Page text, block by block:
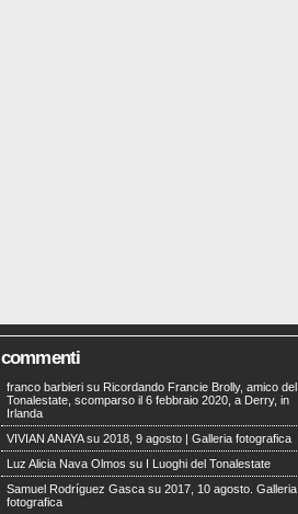
commenti
franco barbieri su Ricordando Francie Brolly, amico del
Tonalestate, scomparso il 6 febbraio 2020, a Derry, in
Irlanda
VIVIAN ANAYAsu 2018, 9 agosto | Galleria fotografica
Luz Alicia Nava Olmos su
I Luoghi del Tonalestate
Samuel Rodríguez Gasca su 2017, 10 agosto. Galleria
fotografica